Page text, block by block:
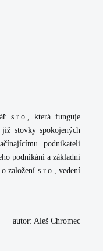
s.r.o., která funguje
stovky spokojených
podnikateli
podnikání a základní
ozaložení s.r.o.,vedení
autor: Aleš Chromec